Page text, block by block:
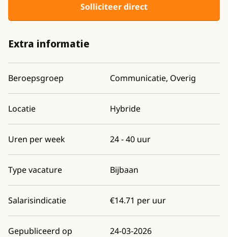
Solliciteer direct
Extra informatie
Beroepsgroep Communicatie, Overig
Locatie Hybride
Uren per week 24 - 40 uur
Type vacature Bijbaan
Salarisindicatie €14.71 per uur
Gepubliceerd op 24-03-2026